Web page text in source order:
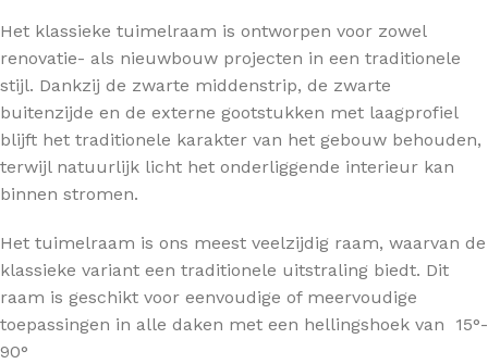
Het klassieke tuimelraam is ontworpen voor zowel
renovatie- als nieuwbouw projecten in een traditionele
stijl. Dankzij de zwarte middenstrip, de zwarte
buitenzijde en de externe gootstukken met laagprofiel
blijft het traditionele karakter van het gebouw behouden,
terwijl natuurlijk licht het onderliggende interieur kan
binnen stromen.
Het tuimelraam is ons meest veelzijdig raam, waarvan de
klassieke variant een traditionele uitstraling biedt. Dit
raam is geschikt voor eenvoudige of meervoudige
toepassingen in alle daken met een hellingshoek van 15°-
90°